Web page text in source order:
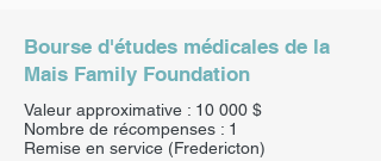
Bourse d'études médicales de la
Mais Family Foundation
Valeur approximative : 10 000 $
Nombre de récompenses : 1
Remise en service (Fredericton)